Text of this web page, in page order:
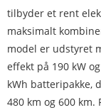
tilbyder et rent
maksimalt
model er udstyret
effekt på 190 kW
kWh batteripakke,
480 km og 600